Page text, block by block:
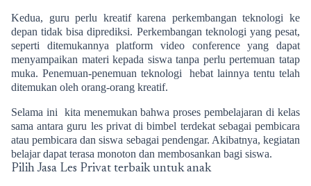
Kedua, guru perlu kreatif karena perkembangan teknologi ke
depan tidak bisa diprediksi. Perkembangan teknologi yang pesat,
seperti ditemukannya platform video conference yang dapat
menyampaikan materi kepada siswa tanpa perlu pertemuan tatap
muka. Penemuan-penemuan teknologi hebat lainnya tentu telah
ditemukan oleh orang-orang kreatif.
Selama ini kita menemukan bahwa proses pembelajaran di kelas
sama antara guru les privat dibimbel terdekatsebagai pembicara
atau pembicara dan siswa sebagai pendengar. Akibatnya, kegiatan
belajar dapat terasa monoton dan membosankan bagi siswa.
Pilih Jasa Les Privat terbaik untuk anak